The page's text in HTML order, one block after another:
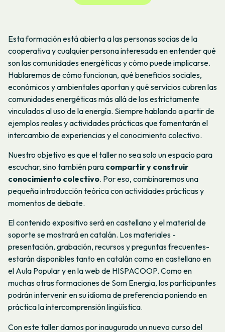
Esta formación está abierta a las personas socias de la
cooperativa y cualquier persona interesada en entender qué
son las comunidades energéticas y cómo puede implicarse.
Hablaremos de cómo funcionan, qué beneficios sociales,
económicos y ambientales aportan y qué servicios cubren las
comunidades energéticas más allá de los estrictamente
vinculados al uso de la energía. Siempre hablando a partir de
ejemplos reales y actividades prácticas que fomentarán el
intercambio de experiencias y el conocimiento colectivo.
Nuestro objetivo es que el taller no sea solo un espacio para
escuchar, sino también para compartir y construir
conocimiento colectivo. Por eso, combinaremos una
pequeña introducción teórica con actividades prácticas y
momentos de debate.
El contenido expositivo será en castellano y el material de
soporte se mostrará en catalán. Los materiales -
presentación, grabación, recursos y preguntas frecuentes-
estarán disponibles tanto en catalán como en castellano en
el Aula Popular y en la web de HISPACOOP. Como en
muchas otras formaciones de Som Energia, los participantes
podrán intervenir en su idioma de preferencia poniendo en
práctica la intercomprensión lingüística.
Con este taller damos por inaugurado un nuevo curso del